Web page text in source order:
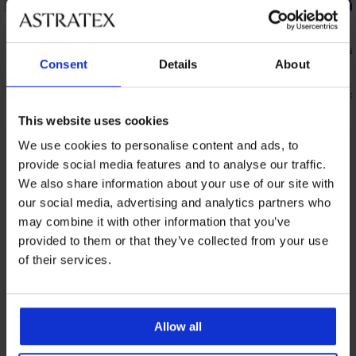
Consent Details About
This website uses cookies
We use cookies to personalise content and ads, to
provide social media features and to analyse our traffic.
We also share information about your use of our site with
our social media, advertising and analytics partners who
may combine it with other information that you’ve
provided to them or that they’ve collected from your use
of their services.
Allow all
5
4,3
Spacer Flowerkiss
Mesh II
kód:
Z rovnakej kolekcie Zobraziť